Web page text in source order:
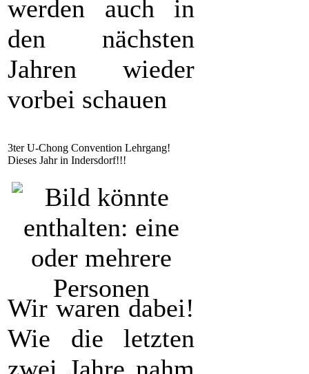
werden auch in
den nächsten
Jahren wieder
vorbei schauen
3ter U-Chong Convention Lehrgang!
Dieses Jahr in Indersdorf!!!
Wir waren dabei!
Wie die letzten